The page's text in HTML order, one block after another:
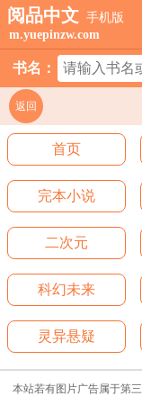
阅品中文 手机版
m.yuepinzw.com
书名：
返回
首页
完本小说
二次元
科幻未来
灵异悬疑
本站若有图片广告属于第